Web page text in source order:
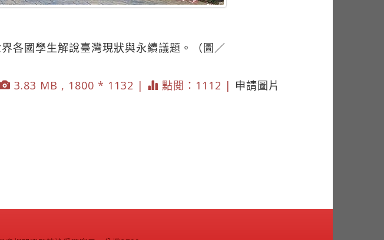
各國學生解說臺灣現狀與永續議題。（圖／
3.83 MB , 1800 * 1132 |
點閱：1112 | 申請圖片